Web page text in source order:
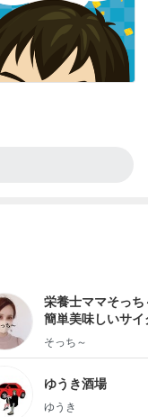
栄養士ママそっち
簡単美味しいサイ
献立
そっち～
ゆうき酒場
ゆうき